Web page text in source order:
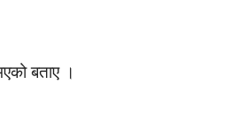
बताए ।